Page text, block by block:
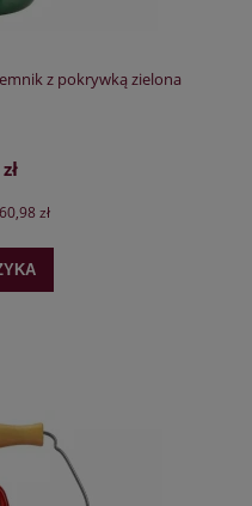
z pokrywką zielona
60,98 zł